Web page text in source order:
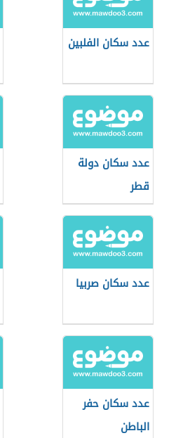
عدد سكان الفلبين
عدد سكان دولة
قطر
عدد سكان صربيا
عدد سكان حفر
الباطن